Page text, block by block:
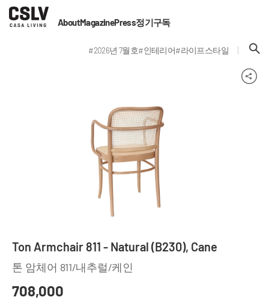
AboutMagazinePress정기구독
#2026년 7월호#인테리어#라이프스타일
Ton Armchair 811 - Natural (B230), Cane
톤 암체어 811/내추럴/케인
708,000